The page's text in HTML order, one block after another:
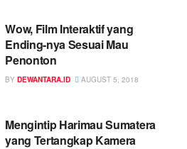
Wow, Film Interaktif yang
Ending-nya Sesuai Mau
Penonton
BY DEWANTARA.ID AUGUST 5, 2018
Mengintip Harimau Sumatera
yang Tertangkap Kamera